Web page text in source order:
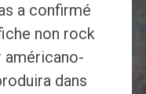
a confirmé
non rock
dans